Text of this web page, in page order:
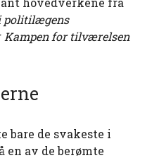
politilægens
Kampen for tilværelsen
bare de svakeste i
en av de berømte